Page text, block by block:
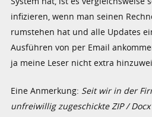
infizieren, wenn man seinen
rumstehen hat und alle Updates
Ausführen von per Email
ja meine Leser nicht extra
Eine Anmerkung: Seit wir in der
unfreiwillig zugeschickte ZIP /